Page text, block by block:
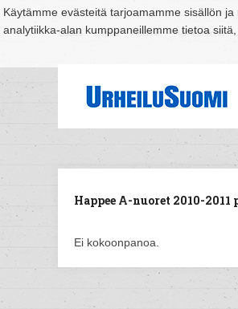
Käytämme evästeitä tarjoamamme sisällön
analytiikka-alan kumppaneillemme tietoa
Suomi Espoo Helsinki Hämeenlinna
Happee A-nuoret 2010-2011
Ei kokoonpanoa.